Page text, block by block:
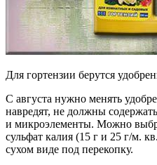
Для гортензии берутся
С августа нужно менять
навредят, не должны
и микроэлементы. Можно
сульфат калия (15 г и 25 г/м.
сухом виде под перекопку.